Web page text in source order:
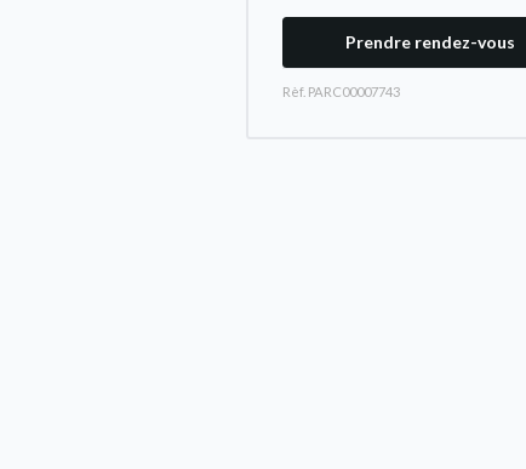
Prendre rendez-vous
Rèf. PARC00007743